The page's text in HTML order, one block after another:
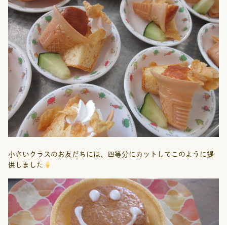
小さいクラスのお友だちには、四等分にカットしてこのように提
供しました